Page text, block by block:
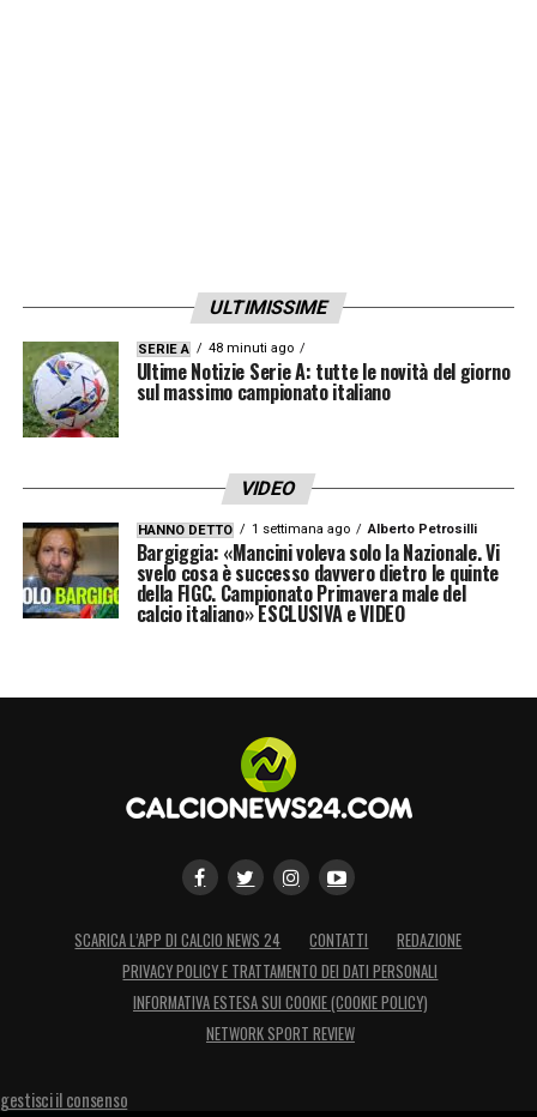
ULTIMISSIME
SERIE A 48 minuti ago
Ultime Notizie Serie A: tutte le novità del giorno
sul massimo campionato italiano
VIDEO
HANNO DETTO 1 settimana ago Alberto Petrosilli
Bargiggia: «Mancini voleva solo la Nazionale. Vi
svelo cosa è successo davvero dietro le quinte
della FIGC. Campionato Primavera male del
calcio italiano» ESCLUSIVA e VIDEO
SCARICA L’APP DI CALCIO NEWS 24 CONTATTI
REDAZIONE
PRIVACY POLICY E TRATTAMENTO DEI DATI PERSONALI
INFORMATIVA ESTESA SUI COOKIE (COOKIE POLICY)
NETWORK SPORT REVIEW
gestisci il consenso